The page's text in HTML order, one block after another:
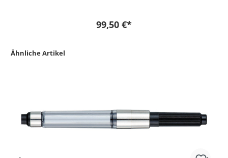
funktioniert mit Standard Tintenpatronen oder
Konverter.
99,50 €*
Ähnliche Artikel